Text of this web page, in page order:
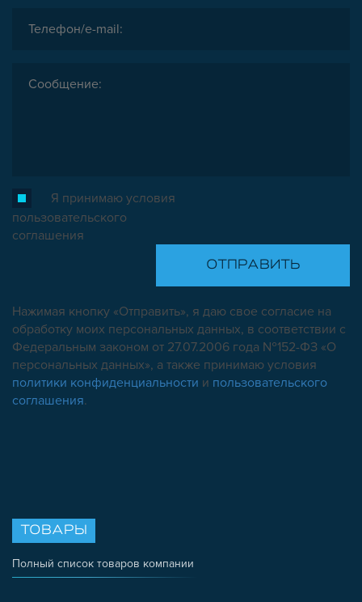
Я принимаю условия
пользовательского
соглашения
Нажимая кнопку «Отправить», я даю свое согласие на
обработку моих персональных данных, в соответствии с
Федеральным законом от 27.07.2006 года №152-ФЗ «О
персональных данных», а также принимаю условия
политики конфиденциальности и пользовательского
соглашения.
ТОВАРЫ
Полный список товаров компании